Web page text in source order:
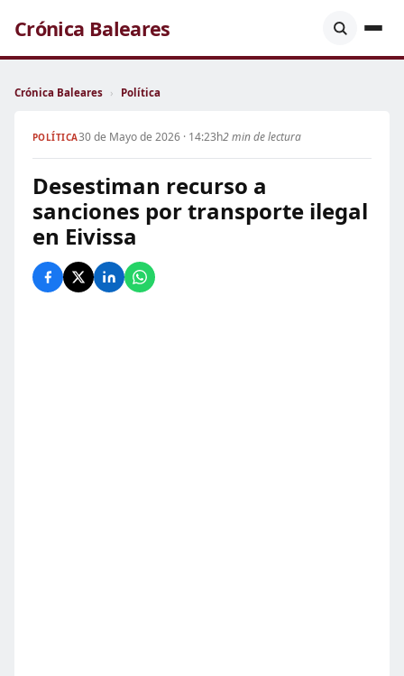
Crónica Baleares
Crónica Baleares › Política
POLÍTICA30 de Mayo de 2026 · 14:23h2 min de lectura
Desestiman recurso a
sanciones por transporte ilegal
en Eivissa